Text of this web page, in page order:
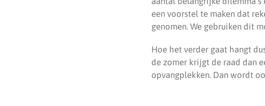
een voorstel te maken dat
genomen. We gebruiken dit
Hoe het verder gaat hangt
de zomer krijgt de raad dan
opvangplekken. Dan wordt